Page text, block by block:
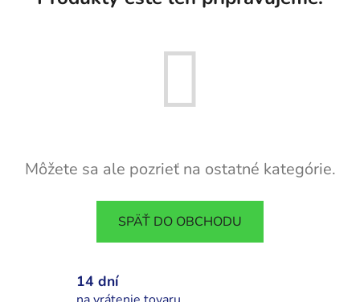
Môžete sa ale pozrieť na ostatné kategórie.
SPÄŤ DO OBCHODU
14 dní